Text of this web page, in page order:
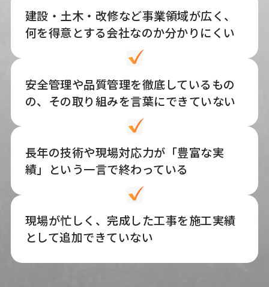
建設・土木・改修など事業領域が広く、
何を得意とする会社なのか分かりにくい
安全管理や品質管理を徹底しているもの
の、その取り組みを言葉にできていない
長年の技術や現場対応力が「豊富な実
績」という一言で終わっている
現場が忙しく、完成した工事を施工実績
として追加できていない